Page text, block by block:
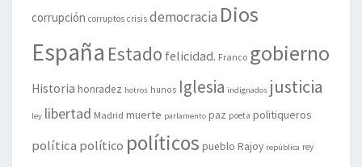
corrupción corruptos crisis democracia Dios
España Estado felicidad. Franco gobierno
Historia honradez hotros hunos Iglesia indignados justicia
ley libertad Madrid muerte parlamento paz poeta politiqueros
política político políticos pueblo Rajoy república rey